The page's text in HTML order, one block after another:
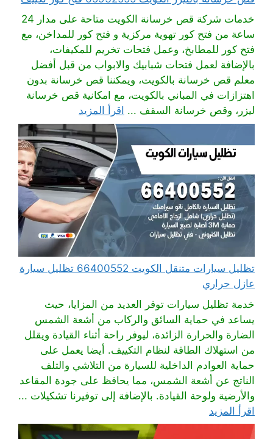
خدمات شركة قص خرسانة الكويت متاحة على مدار 24
ساعة من فتح كور تهوية مركزية و فتح كور للمداخن، مع
فتح كور للمطابخ، وعمل فتحات تخريم للمكيفات،
بالإضافة لعمل فتحات شبابيك والابواب من قبل أفضل
معلم قص خرسانة بالكويت، ويمكننا قص خرسانة بدون
اهتزازات في المباني بالكويت، مع امكانية قص خرسانة
ليزر، وقص خرسانة السقف ... اقرأ المزيد
تظليل سيارات متنقل الكويت 66400552 تظليل سيارة
عازل حراري
خدمة تظليل سيارات توفر العديد من المزايا، حيث
يساعد في حماية السائق والركاب من أشعة الشمس
الضارة والحرارة الزائدة، ليوفر راحة أثناء القيادة ويقلل
من استهلاك الطاقة لنظام التكييف. أيضا يعمل على
حماية العوادم الداخلية للسيارة من التلاشي والتلف
الناتج عن أشعة الشمس، مما يحافظ على جودة المقاعد
والأرضية ولوحة القيادة. بالإضافة إلى توفيرنا تشكيلات ...
اقرأ المزيد